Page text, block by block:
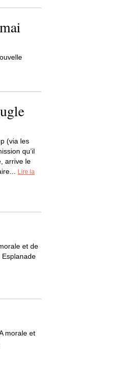
(via les
qu’il
arrive le
Lire la
et de
morale et